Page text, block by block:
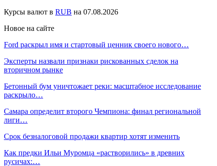
Курсы валют в RUB на 07.08.2026
Новое на сайте
Ford раскрыл имя и стартовый ценник своего нового…
Эксперты назвали признаки рискованных сделок на
вторичном рынке
Бетонный бум уничтожает реки: масштабное исследование
раскрыло…
Самара определит второго Чемпиона: финал региональной
лиги…
Срок безналоговой продажи квартир хотят изменить
Как предки Ильи Муромца «растворились» в древних
русичах:…